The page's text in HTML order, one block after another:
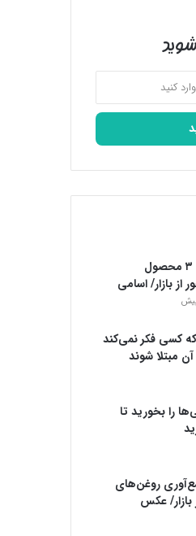
جمع آوری ۳ محصول
از بازار/ اسامی
کسی فکر نمی‌کند
مبتلا شوند
را بخورید تا
روغن‌های
بازار/ عکس